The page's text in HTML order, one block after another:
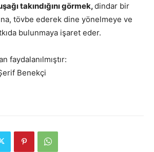
takındığını görmek,dindar bir
tövbe ederek dine yönelmeye ve
bulunmaya işaret eder.
faydalanılmıştır:
Benekçi